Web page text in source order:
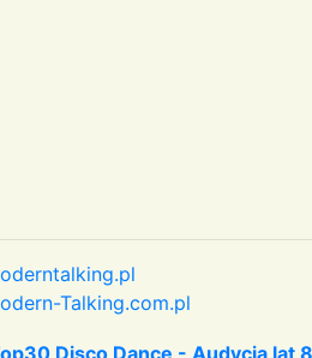
Talking.com.pl
Disco Dance - Audycja lat